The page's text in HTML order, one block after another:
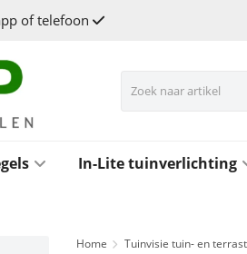
of telefoon
In-Lite tuinverlichting
Home Tuinvisie tuin- en